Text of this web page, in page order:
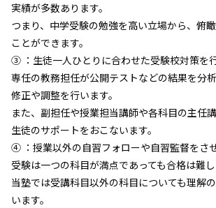
実績が多数あります。
つまり、中学受験の勉強を高い立場から、俯
ことができます。
③ ：生徒一人ひとりに合わせた受験校対策を行
専任の教務担任が公開テストなどの結果を分
修正や調整を行います。
また、副担任や授業担当講師や各科目の主任
生徒のサポートをおこないます。
④ ：授業以外の自習フォローや自習監督をさ
受験は一つの科目が満点であっても合格は難し
当塾では受講科目以外の科目についても理解
います。